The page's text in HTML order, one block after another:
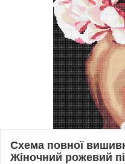
Схема повної
Жіночний рожевий